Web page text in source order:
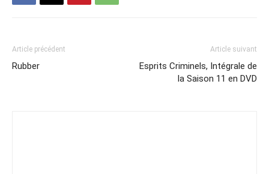
Article précédent
Rubber
Article suivant
Esprits Criminels, Intégrale de
la Saison 11 en DVD